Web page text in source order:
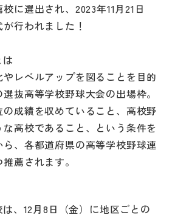
に選出され、2023年11月21日
が行われました！
レベルアップを図ることを目的
抜高等学校野球大会の出場枠。
成績を収めていること、高校野
高校であること、という条件を
、各都道府県の高等学校野球連
薦されます。
、12月8日（金）に地区ごとの